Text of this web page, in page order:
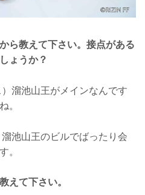
ら教えて下さい。接点がある
ょうか？
溜池山王がメインなんです
。
池山王のビルでばったり会
。
えて下さい。